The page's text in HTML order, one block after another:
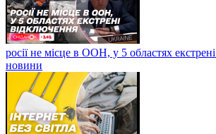
росії не місце в ООН, у 5 областях
новини